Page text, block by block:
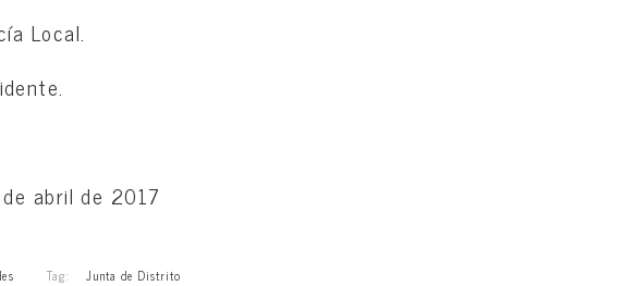
Local.
de 2017
Tag: Junta de Distrito